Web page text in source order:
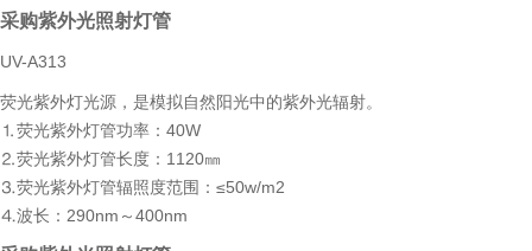
采购紫外光照射灯管
UV-A313
荧光紫外灯光源，是模拟自然阳光中的紫外光辐射。
⒈荧光紫外灯管功率：40W
⒉荧光紫外灯管长度：1120㎜
⒊荧光紫外灯管辐照度范围：≤50w/m2
⒋波长：290nm～400nm